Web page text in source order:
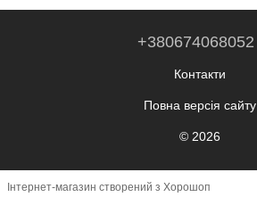
+380674068052
Контакти
Повна версія сайту
© 2026
Інтернет-магазин створений з Хорошоп